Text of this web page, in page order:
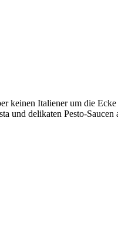
Italiener um die Ecke
delikaten Pesto-